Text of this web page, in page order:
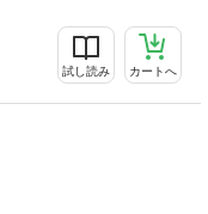
試し読み カートへ